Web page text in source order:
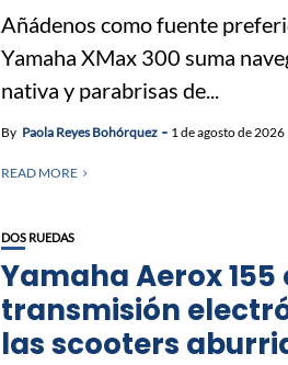
Añádenos como fuente
Yamaha XMax 300 suma
nativa y parabrisas de...
By Paola Reyes Bohórquez 1 de agosto de 2026
READ MORE
DOS RUEDAS
Yamaha Aerox
transmisión
las scooters